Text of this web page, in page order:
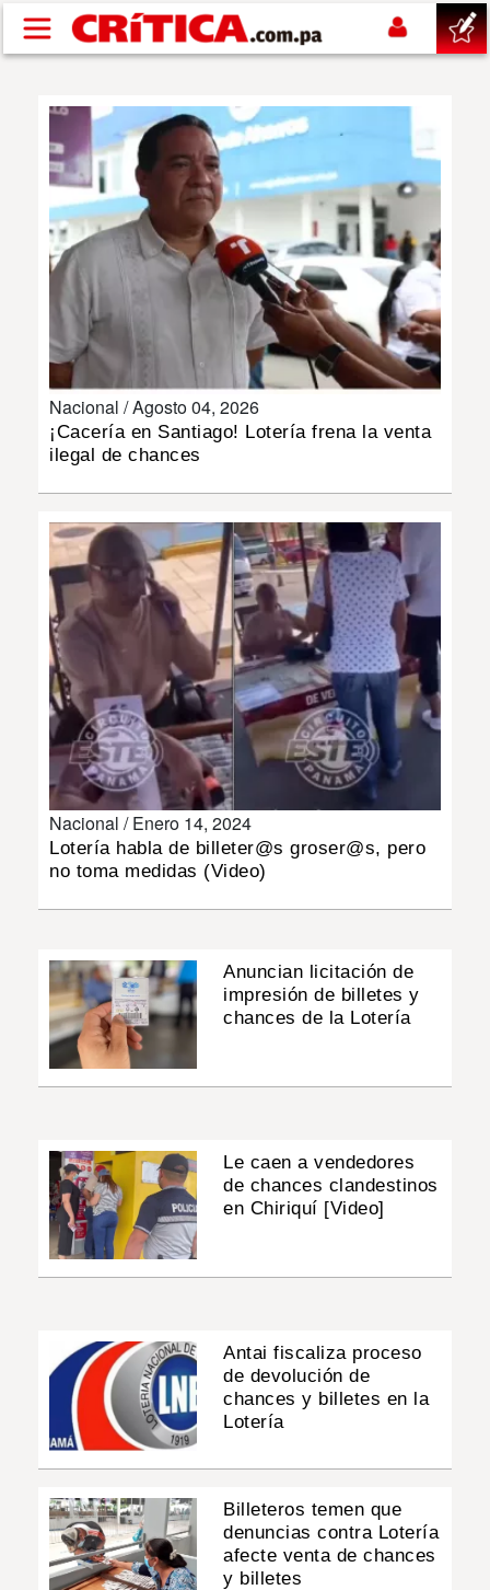
Pasar al contenido principal
SUCESOS
NACIONAL
SHOW
DEPORTES
MUNDO
INSÓLITAS
MULTIMEDIA
IMPRESO
Nacional /Agosto 04, 2026
¡Cacería en Santiago! Lotería frena la venta
ilegal de chances
Nacional /Enero 14, 2024
Lotería habla de billeter@s groser@s, pero
no toma medidas (Video)
Anuncian licitación de
impresión de billetes y
chances de la Lotería
Le caen a vendedores
de chances clandestinos
en Chiriquí [Video]
Antai fiscaliza proceso
de devolución de
chances y billetes en la
Lotería
Billeteros temen que
denuncias contra Lotería
afecte venta de chances
y billetes